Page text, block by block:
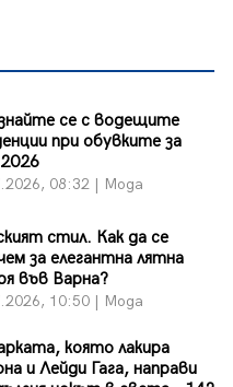
се с водещите
при обувките за
08:32 | Мода
стил. Как да се
за елегантна лятна
във Варна?
10:50 | Мода
която лакира
и Лейди Гага, направи